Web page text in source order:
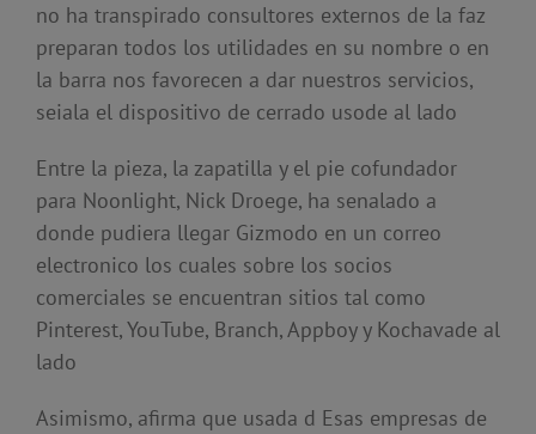
no ha transpirado consultores externos de la faz
preparan todos los utilidades en su nombre o en
la barra nos favorecen a dar nuestros servicios,
seiala el dispositivo de cerrado usode al lado
Entre la pieza, la zapatilla y el pie cofundador
para Noonlight, Nick Droege, ha senalado a
donde pudiera llegar Gizmodo en un correo
electronico los cuales sobre los socios
comerciales se encuentran sitios tal como
Pinterest, YouTube, Branch, Appboy y Kochavade al
lado
Asimismo, afirma que usada d Esas empresas de